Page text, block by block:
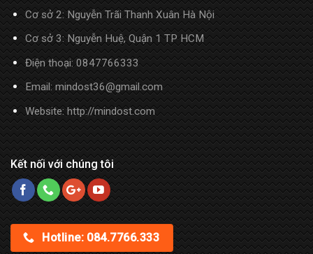
Cơ sở 2: Nguyễn Trãi Thanh Xuân Hà Nội
Cơ sở 3: Nguyễn Huệ, Quận 1 TP HCM
Điện thoại:0847766333
Email: mindost36@gmail.com
Website: http://mindost.com
Kết nối với chúng tôi
Hotline: 084.7766.333